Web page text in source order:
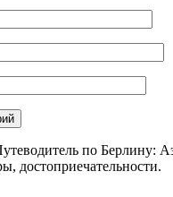
по Берлину:
достоприечательности.